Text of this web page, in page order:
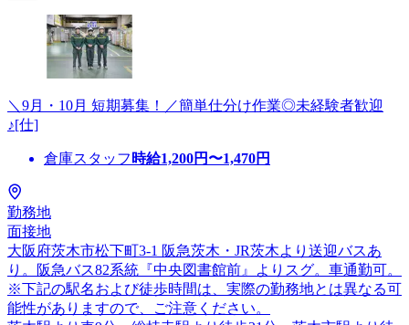
＼9月・10月 短期募集！／簡単仕分け作業◎未経験者歓迎
♪[仕]
倉庫スタッフ 時給1,200円〜1,470円
勤務地
面接地
大阪府茨木市松下町3-1 阪急茨木・JR茨木より送迎バスあ
り。阪急バス82系統『中央図書館前』よりスグ。車通勤可。
※下記の駅名および徒歩時間は、実際の勤務地とは異なる可
能性がありますので、ご注意ください。